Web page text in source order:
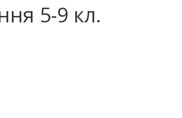
5-9 кл.